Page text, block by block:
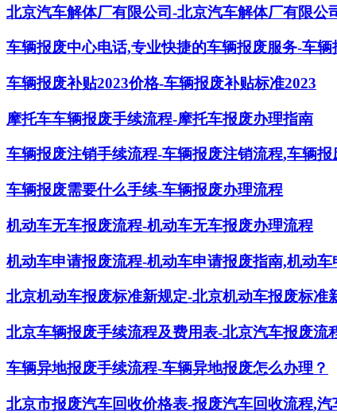
北京汽车解体厂有限公司-北京汽车解体厂有限公
车辆报废中心电话,专业快捷的车辆报废服务-车
车辆报废补贴2023价格-车辆报废补贴标准2023
摩托车车辆报废手续流程-摩托车报废办理指南
车辆报废注销手续流程-车辆报废注销流程,车辆
车辆报废需要什么手续-车辆报废办理流程
机动车无车报废流程-机动车无车报废办理流程
机动车申请报废流程-机动车申请报废指南,机动
北京机动车报废标准新规定-北京机动车报废标准
北京车辆报废手续流程及费用表-北京汽车报废流
车辆异地报废手续流程-车辆异地报废怎么办理？
北京市报废汽车回收价格表-报废汽车回收流程,